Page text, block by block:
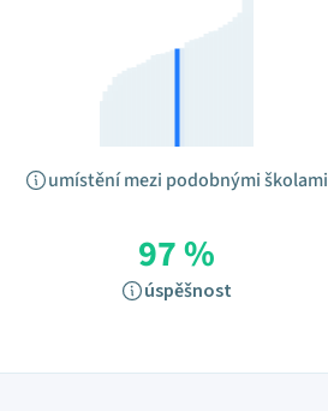
umístění mezi podobnými školami
97 %
úspěšnost